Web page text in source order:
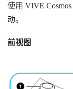
使用 VIVE Cosmos
动。
前视图